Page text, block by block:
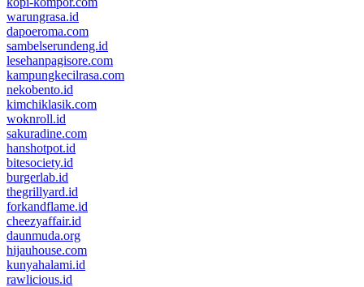
warungrasa.id
dapoeroma.com
sambelserundeng.id
lesehanpagisore.com
kampungkecilrasa.com
nekobento.id
kimchiklasik.com
woknroll.id
sakuradine.com
hanshotpot.id
bitesociety.id
burgerlab.id
thegrillyard.id
forkandflame.id
cheezyaffair.id
daunmuda.org
hijauhouse.com
kunyahalami.id
rawlicious.id